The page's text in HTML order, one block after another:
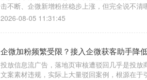
击不断、企微新增粉丝稳步上涨，但完全说不
似流量不断，实则转化模糊、成本失控、投放越
2026-08-05 11:31:45
企微加粉频繁受限？接入企微获客助手降
投放信息流广告，落地页审核遭驳回几乎是投放
文案素材违规，实际上大量驳回案例，根源在于